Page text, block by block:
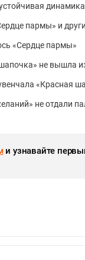
динамика
пармы» и
«Сердце пармы»
шапочка» не вышла
«Красная
не отдали
и узнавайте